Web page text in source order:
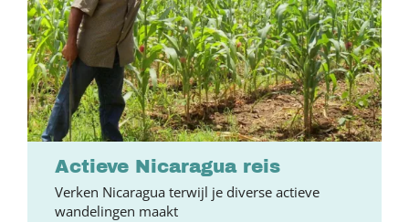
Actieve Nicaragua reis
Verken Nicaragua terwijl je diverse actieve
wandelingen maakt